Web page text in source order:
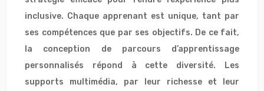
inclusive. Chaque apprenant est unique, tant par
ses compétences que par ses objectifs. De ce fait,
la conception de parcours d’apprentissage
personnalisés répond à cette diversité. Les
supports multimédia, par leur richesse et leur